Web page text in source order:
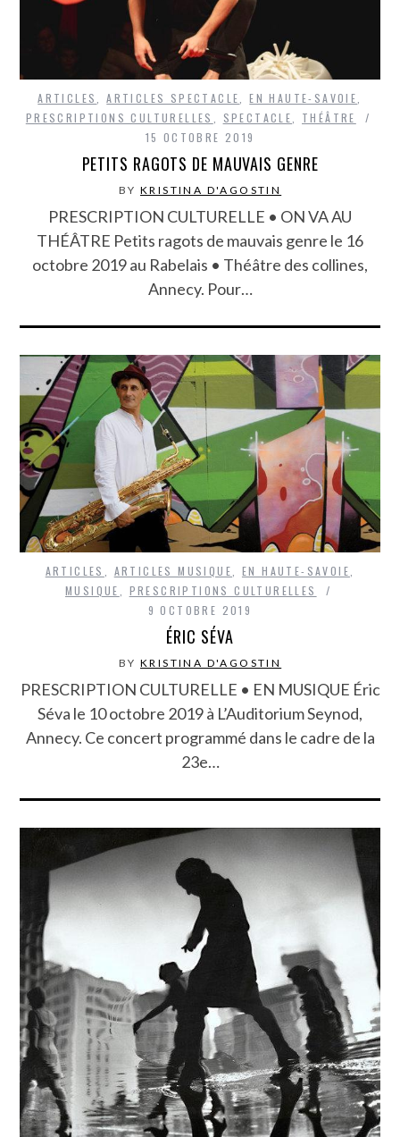
ARTICLES ,ARTICLES SPECTACLE ,EN HAUTE-SAVOIE
PRESCRIPTIONS CULTURELLES
SPECTACLE
THÉÂTRE
15 OCTOBRE 2019
PETITS RAGOTS DE MAUVAIS GENRE
BY KRISTINA D'AGOSTIN
PRESCRIPTION CULTURELLE • ON VA AU
THÉÂTRE Petits ragots de mauvais genre le 16
octobre 2019 au Rabelais • Théâtre des collines,
Annecy. Pour…
ARTICLES ARTICLES MUSIQUE EN HAUTE-SAVOIE
MUSIQUE
PRESCRIPTIONS CULTURELLES
9 OCTOBRE 2019
ÉRIC SÉVA
BY KRISTINA D'AGOSTIN
PRESCRIPTION CULTURELLE • EN MUSIQUE Éric
Séva le 10 octobre 2019 à L’Auditorium Seynod,
Annecy. Ce concert programmé dans le cadre de la
23e…